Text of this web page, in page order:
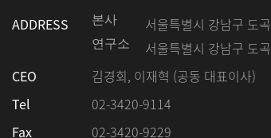
ADDRESS 본사 서울특별시 강남구 도
연구소
서울특별시 강남구 도
CEO
김경회, 이재혁 (공동 대표이사)
Tel
02-3420-9114
Fax
02-3420-9229